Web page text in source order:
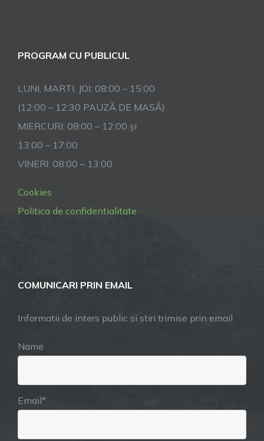
PROGRAM CU PUBLICUL
LUNI, MARTI, JOI: 08:00 – 15:00
(12:00 – 12:30 PAUZĂ DE MASĂ)
MIERCURI: 08:00 – 12:00 și
13:00 – 17:00
VINERI: 08:00 – 13:00
Cookies
Politica de confidentialitate
COMUNICARI PRIN EMAIL
Informatii de inters public si stiri trimise prin email
Name
Email*